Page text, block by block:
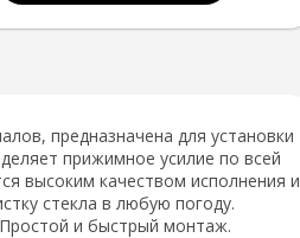
предназначена для установки
прижимное усилие по всей
высоким качеством исполнения и
стекла в любую погоду.
и быстрый монтаж.